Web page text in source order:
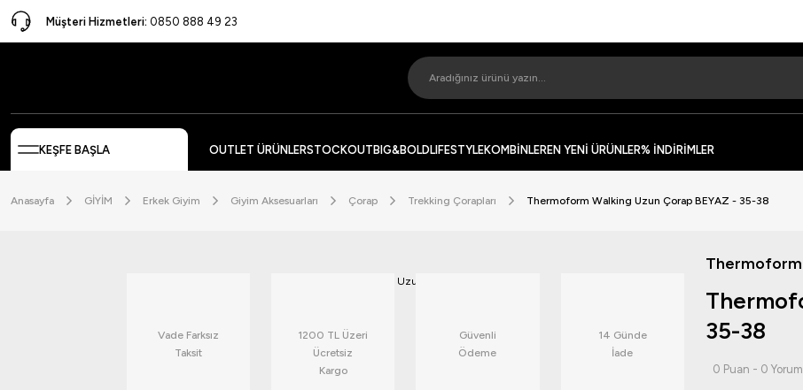
Müşteri Hizmetleri: 0850 888 49 23
KEŞFE BAŞLA OUTLET ÜRÜNLERSTOCKOUTBIG&BOLDLIFESTYLEKOMBİNLEREN YENİ ÜRÜNLER% İNDİRİMLER
Anasayfa GİYİM Erkek Giyim Giyim Aksesuarları Çorap Trekking Çorapları Thermoform Walking Uzun Çorap BEYAZ - 35-38
Vade Farksız
Taksit
1200 TL Üzeri
Ücretsiz
Kargo
Güvenli
Ödeme
14 Günde
İade
Thermoform
35-38
0 Puan - 0 Yorum